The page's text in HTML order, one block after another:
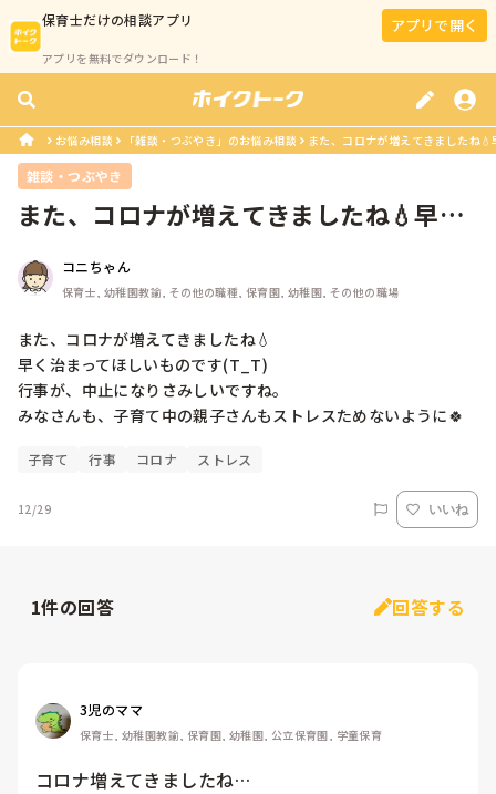
保育士だけの相談アプリ
アプリを無料でダウンロード！
アプリで開く
お悩み相談 「雑談・つぶやき」のお悩み相談 また、コロナが増えてきましたね
雑談・つぶやき
また、コロナが増えてきましたね💧早く
コニちゃん
保育士, 幼稚園教諭, その他の職種, 保育園, 幼稚園, その他の職場
また、コロナが増えてきましたね💧
早く治まってほしいものです(T_T)
行事が、中止になりさみしいですね。
みなさんも、子育て中の親子さんもストレスためないように🍀
子育て 行事 コロナ ストレス
12/29 いいね
1件の回答 回答する
3児のママ
保育士, 幼稚園教諭, 保育園, 幼稚園, 公立保育園, 学童保育
コロナ増えてきましたね…